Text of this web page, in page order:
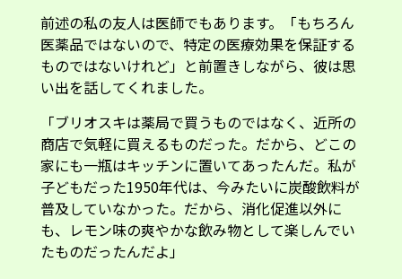
前述の私の友人は医師でもあります。「もちろん
医薬品ではないので、特定の医療効果を保証する
ものではないけれど」と前置きしながら、彼は思
い出を話してくれました。
「ブリオスキは薬局で買うものではなく、近所の
商店で気軽に買えるものだった。だから、どこの
家にも一瓶はキッチンに置いてあったんだ。私が
子どもだった1950年代は、今みたいに炭酸飲料が
普及していなかった。だから、消化促進以外に
も、レモン味の爽やかな飲み物として楽しんでい
たものだったんだよ」